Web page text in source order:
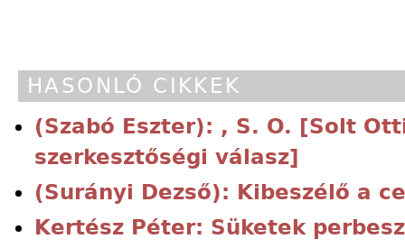
HASONLÓ CIKKEK
(Szabó Eszter): , S. O. [Solt
szerkesztőségi válasz]
(Surányi Dezső): Kibeszélő a
Kertész Péter: Süketek